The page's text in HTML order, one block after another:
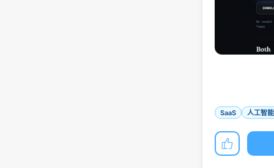
SaaS 人工智能